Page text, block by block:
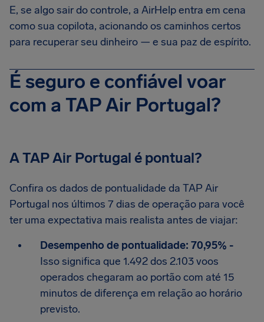
E, se algo sair do controle, a AirHelp entra em cena
como sua copilota, acionando os caminhos certos
para recuperar seu dinheiro — e sua paz de espírito.
É seguro e confiável voar
com a TAP Air Portugal?
A TAP Air Portugal é pontual?
Confira os dados de pontualidade da TAP Air
Portugal nos últimos 7 dias de operação para você
ter uma expectativa mais realista antes de viajar:
Desempenho de pontualidade: 70,95% -
Isso significa que 1.492 dos 2.103 voos
operados chegaram ao portão com até 15
minutos de diferença em relação ao horário
previsto.